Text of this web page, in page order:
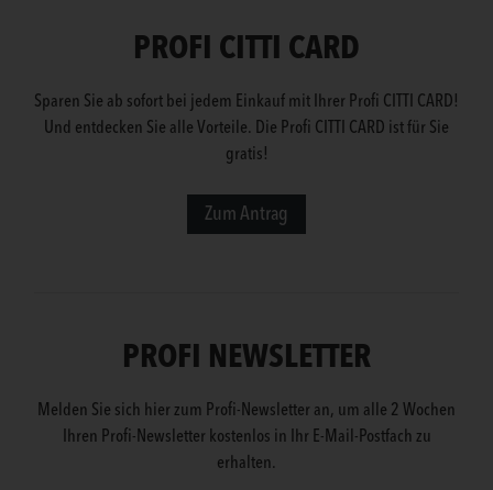
PROFI CITTI CARD
Sparen Sie ab sofort bei jedem Einkauf mit Ihrer Profi CITTI CARD!
Und entdecken Sie alle Vorteile. Die Profi CITTI CARD ist für Sie
gratis!
Zum Antrag
PROFI NEWSLETTER
Melden Sie sich hier zum Profi-Newsletter an, um alle 2 Wochen
Ihren Profi-Newsletter kostenlos in Ihr E-Mail-Postfach zu
erhalten.